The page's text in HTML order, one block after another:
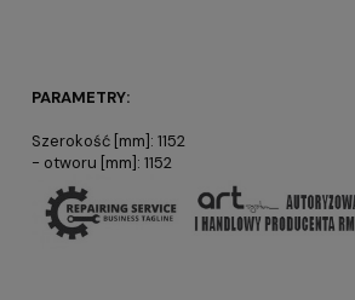
PARAMETRY:
Szerokość [mm]: 1152
- otworu [mm]: 1152